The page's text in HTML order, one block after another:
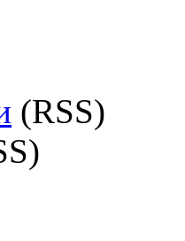
(RSS)